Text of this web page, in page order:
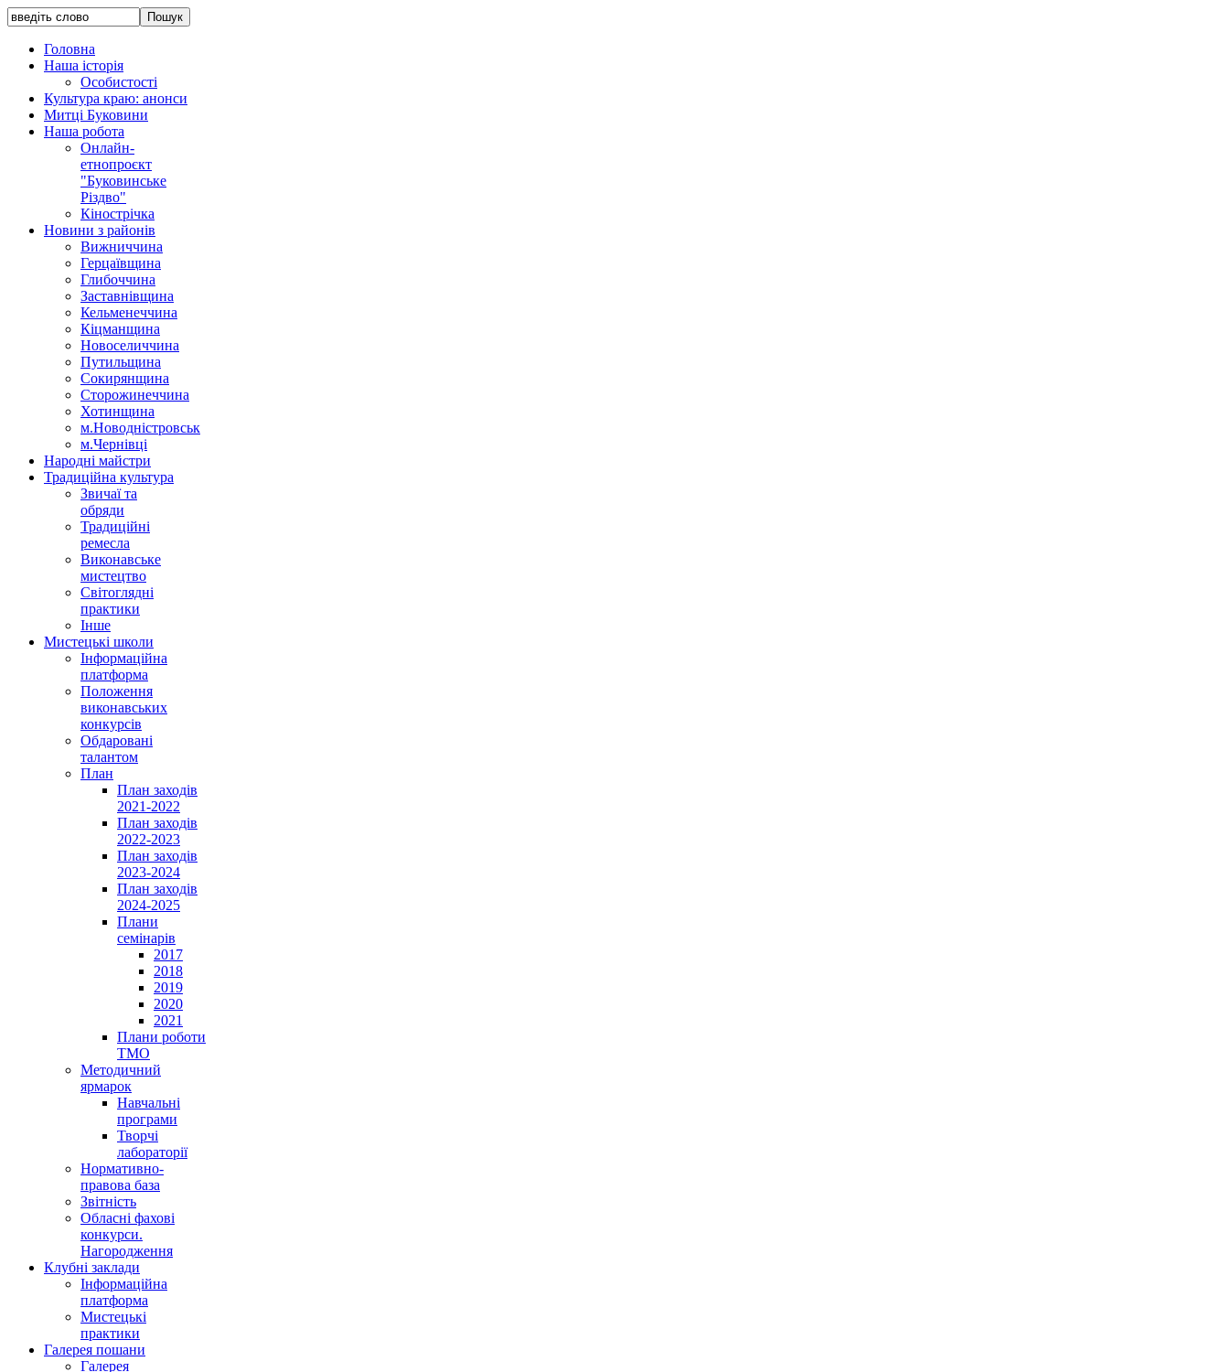
Головна
Наша історія
Особистості
Культура краю: анонси
Митці Буковини
Наша робота
Онлайн-
етнопроєкт
"Буковинське
Різдво"
Кінострічка
Новини з районів
Вижниччина
Герцаївщина
Глибоччина
Заставнівщина
Кельменеччина
Кіцманщина
Новоселиччина
Путильщина
Сокирянщина
Сторожинеччина
Хотинщина
м.Новодністровськ
м.Чернівці
Народні майстри
Традиційна культура
Звичаї та
обряди
Традиційні
ремесла
Виконавське
мистецтво
Світоглядні
практики
Інше
Мистецькі школи
Інформаційна
платформа
Положення
виконавських
конкурсів
Обдаровані
талантом
План
План заходів
2021-2022
План заходів
2022-2023
План заходів
2023-2024
План заходів
2024-2025
Плани
семінарів
2017
2018
2019
2020
2021
Плани роботи
ТМО
Методичний
ярмарок
Навчальні
програми
Творчі
лабораторії
Нормативно-
правова база
Звітність
Обласні фахові
конкурси.
Нагородження
Клубні заклади
Інформаційна
платформа
Мистецькі
практики
Галерея пошани
Галерея